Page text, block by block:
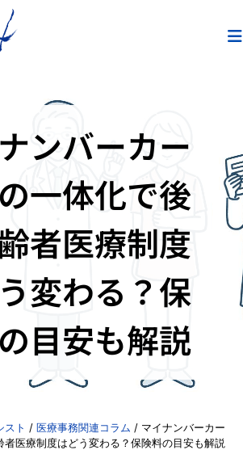
ンバーカー
一体化で後
者医療制度
変わる？保
目安も解説
スト / 医療事務関連コラム / マイナンバーカー
者医療制度はどう変わる？保険料の目安も解説